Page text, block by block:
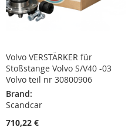
Volvo VERSTÄRKER für
Stoßstange Volvo S/V40 -03
Volvo teil nr 30800906
Brand:
Scandcar
710,22 €